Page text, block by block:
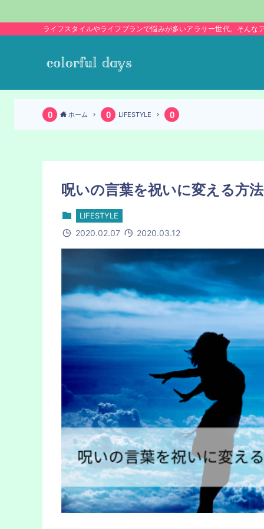
ライフスタイルやライフプランで悩みが多いアラサー世代。そん
ホーム LIFESTYLE
呪いの言葉を祝いに変える方
LIFESTYLE
2020.02.07 2020.03.12